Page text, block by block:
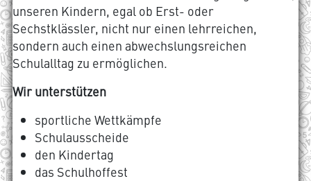
unseren Kindern, egal ob Erst- oder
Sechstklässler, nicht nur einen lehrreichen,
sondern auch einen abwechslungsreichen
Schulalltag zu ermöglichen.
Wir unterstützen
sportliche Wettkämpfe
Schulausscheide
den Kindertag
das Schulhoffest